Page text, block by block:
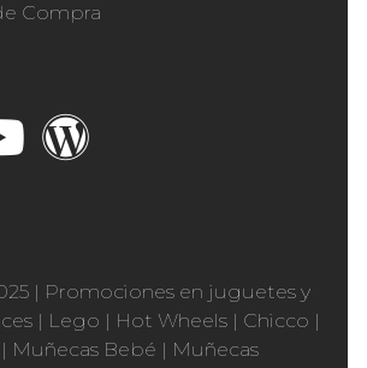
Compra
| Promociones en juguetes y
| Lego | Hot Wheels | Chicco |
| Muñecas Bebé | Muñecas